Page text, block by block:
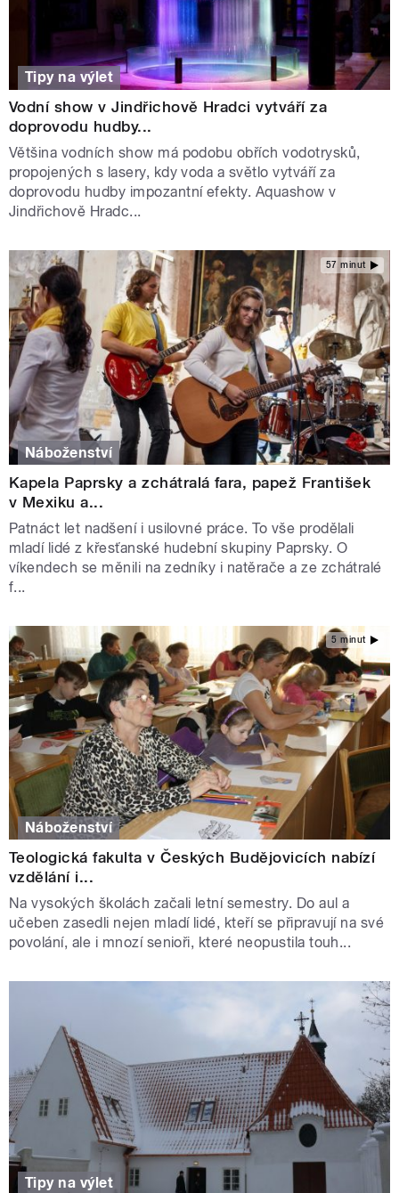
Tipy na výlet
Vodní show v Jindřichově Hradci vytváří za
doprovodu hudby...
Většina vodních show má podobu obřích vodotrysků,
propojených s lasery, kdy voda a světlo vytváří za
doprovodu hudby impozantní efekty. Aquashow v
Jindřichově Hradc...
57 minut
Náboženství
Kapela Paprsky a zchátralá fara, papež František
v Mexiku a...
Patnáct let nadšení i usilovné práce. To vše prodělali
mladí lidé z křesťanské hudební skupiny Paprsky. O
víkendech se měnili na zedníky i natěrače a ze zchátralé
f...
5 minut
Náboženství
Teologická fakulta v Českých Budějovicích nabízí
vzdělání i...
Na vysokých školách začali letní semestry. Do aul a
učeben zasedli nejen mladí lidé, kteří se připravují na své
povolání, ale i mnozí senioři, které neopustila touh...
Tipy na výlet